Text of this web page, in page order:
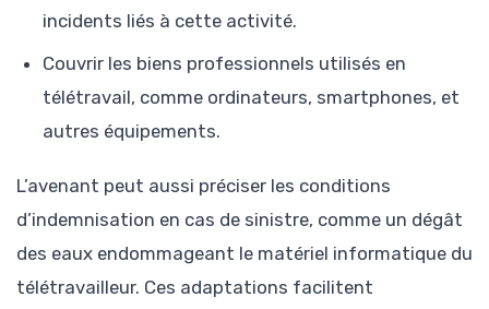
incidents liés à cette activité.
Couvrir les biens professionnels utilisés en
télétravail, comme ordinateurs, smartphones, et
autres équipements.
L’avenant peut aussi préciser les conditions
d’indemnisation en cas de sinistre, comme un dégât
des eaux endommageant le matériel informatique du
télétravailleur. Ces adaptations facilitent